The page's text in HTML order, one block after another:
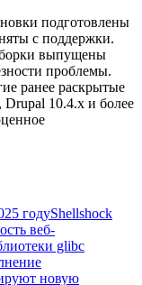
подготовлены
с поддержки.
выпущены
проблемы.
ранее раскрытые
Drupal 10.4.x и более
годуShellshock
веб-
glibc
новую